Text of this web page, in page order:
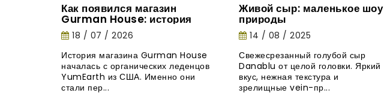
Как появился магазин
Gurman House: история
органических леденцов
YumEarth
18 / 07 / 2026
История магазина Gurman House
началась с органических леденцов
YumEarth из США. Именно они
стали пер...
Живой сыр: маленькое шоу
природы
14 / 08 / 2025
Свежесрезанный голубой сыр
Danablu от целой головки. Яркий
вкус, нежная текстура и
зрелищные vein-пр...